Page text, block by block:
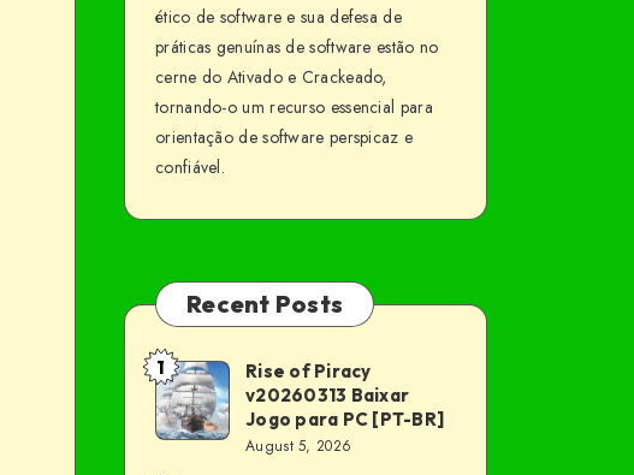
ético de software e sua defesa de
práticas genuínas de software estão no
cerne do Ativado e Crackeado,
tornando-o um recurso essencial para
orientação de software perspicaz e
confiável.
Recent Posts
Rise
of
Piracy
1
Rise of Piracy
v20260313 Baixar
Jogo para PC [PT-BR]
August 5, 2026